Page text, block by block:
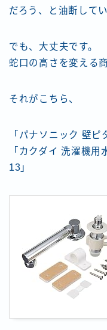
だろう、と油断して
でも、大丈夫です。
蛇口の高さを変える
それがこちら、
「パナソニック 壁ピ
「カクダイ 洗濯機
13」